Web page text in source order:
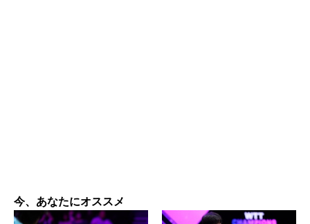
今、あなたにオススメ